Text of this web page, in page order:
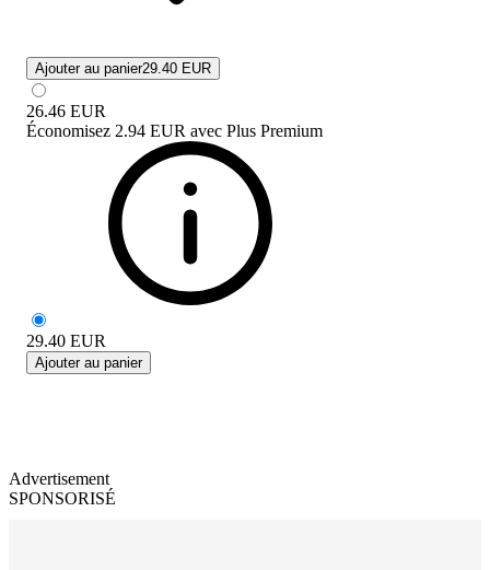
Ajouter au panier29.40 EUR
26.46 EUR
Économisez 2.94 EUR avec Plus Premium
29.40 EUR
Ajouter au panier
Advertisement
SPONSORISÉ